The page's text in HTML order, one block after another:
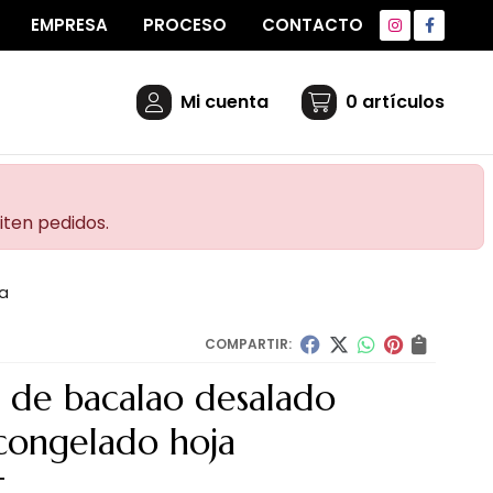
Mi cuenta 0 artículos
EMPRESA PROCESO CONTACTO
pedidos.
COMPARTIR:
de bacalao desalado
hoja